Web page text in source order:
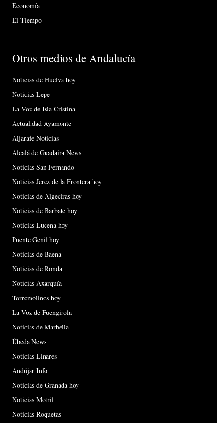
Economía
El Tiempo
Otros medios de Andalucía
Noticias de Huelva hoy
Noticias Lepe
La Voz de Isla Cristina
Actualidad Ayamonte
Aljarafe Noticias
Alcalá de Guadaíra News
Noticias San Fernando
Noticias Jerez de la Frontera hoy
Noticias de Algeciras hoy
Noticias de Barbate hoy
Noticias Lucena hoy
Puente Genil hoy
Noticias de Baena
Noticias de Ronda
Noticias Axarquía
Torremolinos hoy
La Voz de Fuengirola
Noticias de Marbella
Úbeda News
Noticias Linares
Andújar Info
Noticias de Granada hoy
Noticias Motril
Noticias Roquetas